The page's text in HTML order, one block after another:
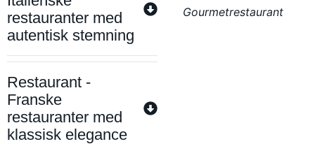
restauranter med
autentisk stemning
Restaurant -
Franske
restauranter med
klassisk elegance
Gourmetrestaurant